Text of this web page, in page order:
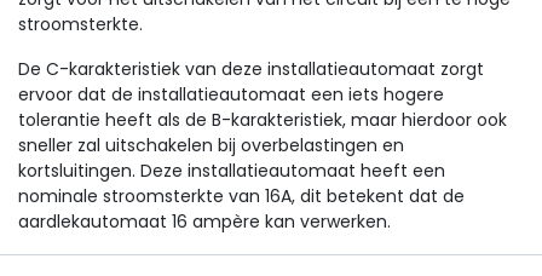
stroomsterkte.
De C-karakteristiek van deze installatieautomaat zorgt
ervoor dat de installatieautomaat een iets hogere
tolerantie heeft als de B-karakteristiek, maar hierdoor ook
sneller zal uitschakelen bij overbelastingen en
kortsluitingen. Deze installatieautomaat heeft een
nominale stroomsterkte van 16A, dit betekent dat de
aardlekautomaat 16 ampère kan verwerken.